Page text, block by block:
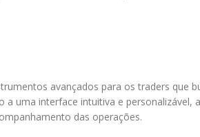
avançados para os traders que
uma interface intuitiva e personalizável,
das operações.